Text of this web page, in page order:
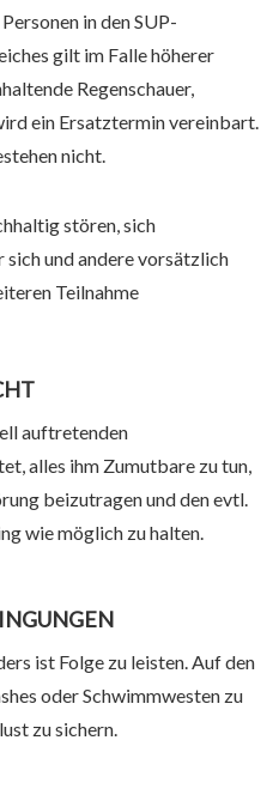
in den SUP-
gilt im Falle höherer
Regenschauer,
ein Ersatztermin vereinbart.
nicht.
stören, sich
und andere vorsätzlich
Teilnahme
auftretenden
alles ihm Zumutbare zu tun,
beizutragen und den evtl.
wie möglich zu halten.
ist Folge zu leisten. Auf den
oder Schwimmwesten zu
zu sichern.